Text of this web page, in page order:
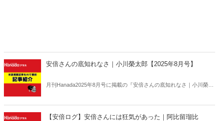
安倍さんの底知れなさ｜小川榮太郎【2025年8月号】
月刊Hanada2025年8月号に掲載の『安倍さんの底知れなさ｜小川榮太
【安倍ログ】安倍さんには狂気があった｜阿比留瑠比